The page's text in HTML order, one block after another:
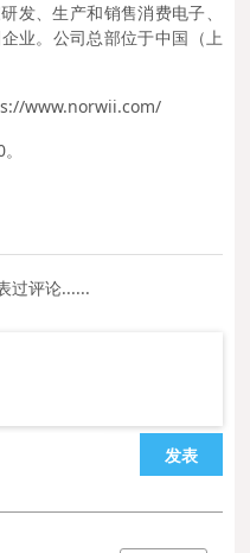
发、生产和销售消费电子、
业。公司总部位于中国（上
www.norwii.com/
过评论......
发表